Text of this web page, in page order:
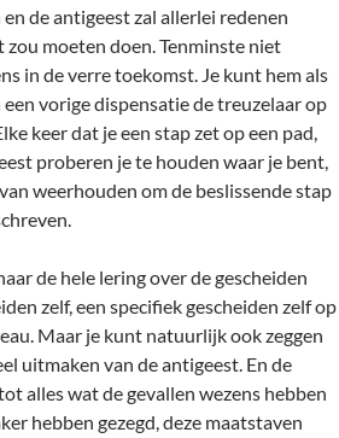
de antigeest zal allerlei redenen
moeten doen. Tenminste niet
in de verre toekomst. Je kunt hem als
vorige dispensatie de treuzelaar op
keer dat je een stap zet op een pad,
proberen je te houden waar je bent,
weerhouden om de beslissende stap
de hele lering over de gescheiden
zelf, een specifiek gescheiden zelf op
Maar je kunt natuurlijk ook zeggen
uitmaken van de antigeest. En de
alles wat de gevallen wezens hebben
hebben gezegd, deze maatstaven